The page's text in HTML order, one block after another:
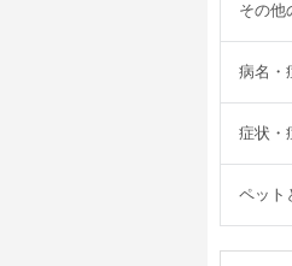
その他
病名・
症状・
ペット